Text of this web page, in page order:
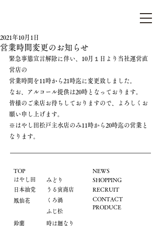
営業時間変更のお知らせ
2021年10月1日
緊急事態宣言解除に伴い、10月１日より当社運営直
営店の
営業時間を11時から21時迄に変更致しました。
なお、アルコール提供は20時となっております。
皆様のご来店お待ちしておりますので、よろしくお
願い申し上げます。
※はやし田松戸主水店のみ11時から20時迄の営業と
なります。
TOP
はやし田
​日本油党
鳳仙花
くろ渦
​みどり
うる寅商店
ふじ松
鈴蘭 時は麺なり
NEWS
​SHOPPING
​RECRUIT
CONTACT
PRODUCE